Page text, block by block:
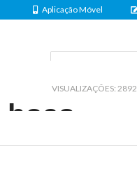
Aplicação Móvel
VISUALIZAÇÕES: 2892